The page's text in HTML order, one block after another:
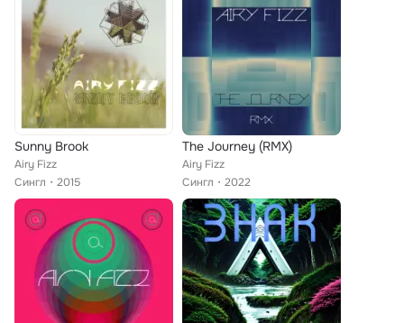
Sunny Brook
Airy Fizz
Сингл
2015
The Journey (RMX)
Airy Fizz
Сингл
2022